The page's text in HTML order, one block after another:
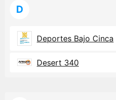
D
Deportes Bajo Cinca
Desert 340